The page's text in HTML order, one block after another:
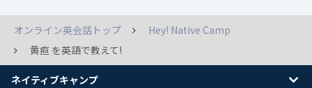
オンライン英会話トップ
Hey! Native Camp
黄疸 を英語で教えて!
ネイティブキャンプ